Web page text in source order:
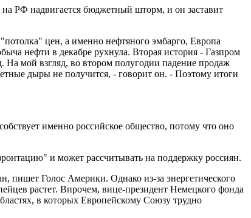
РФ надвигается бюджетный шторм, и он заставит
цен, а именно нефтяного эмбарго, Европа
нефти в декабре рухнула. Вторая история - Газпром
На мой взгляд, во втором полугодии падение продаж
дыры не получится, - говорит он. - Поэтому итоги
именно российское общество, потому что оно
и может рассчитывать на поддержку россиян.
Голос Америки. Однако из-за энергетического
растет. Впрочем, вице-президент Немецкого фонда
в которых Европейскому Союзу трудно